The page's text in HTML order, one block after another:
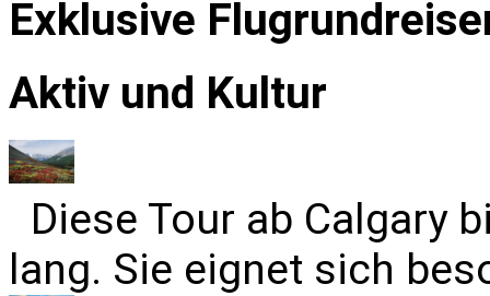
Exklusive
Aktiv und Kultur
Diese Tour ab Calgary
lang. Sie eignet sich